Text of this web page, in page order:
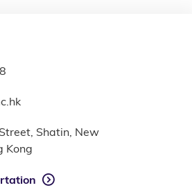
Shatin, New
Kong